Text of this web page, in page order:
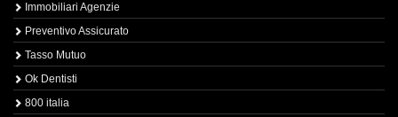
Immobiliari Agenzie
Preventivo Assicurato
Tasso Mutuo
Ok Dentisti
800 italia